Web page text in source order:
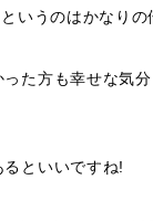
いうのはかなりの
た方も幸せな気
といいですね!